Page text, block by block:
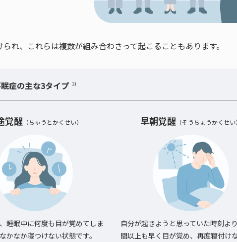
れ、これらは複数が組み合わさって起こることもあります。
症の主な3タイプ 2)
覚醒 （ちゅうとかくせい）
睡眠中に何度も目が覚めてしま
かなか寝つけない状態です。
早朝覚醒 （そうちょうかくせ
自分が起きようと思っていた時刻よ
間以上も早く目が覚め、再度寝付け